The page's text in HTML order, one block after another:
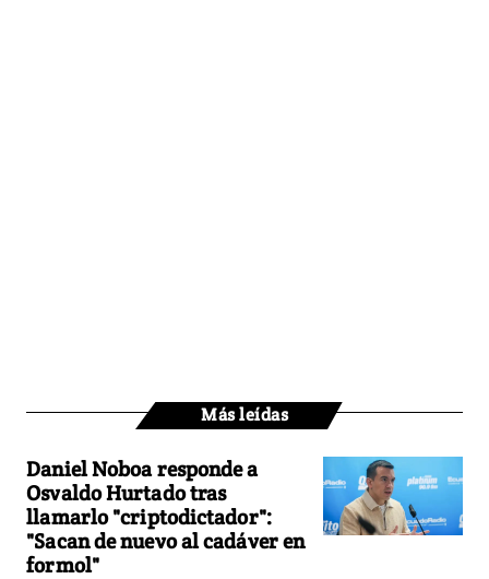
Más leídas
Daniel Noboa responde a
Osvaldo Hurtado tras
llamarlo "criptodictador":
"Sacan de nuevo al cadáver en
formol"